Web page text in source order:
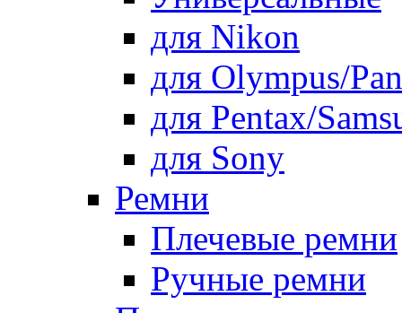
для Nikon
для Olympus/
для Pentax/
для Sony
Ремни
Плечевые ремни
Ручные ремни